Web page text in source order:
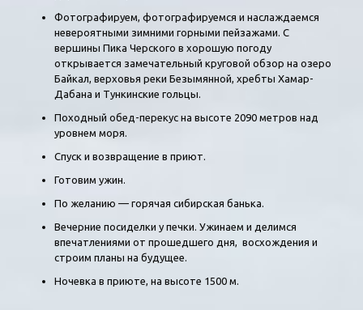
Фотографируем, фотографируемся и наслаждаемся
невероятными зимними горными пейзажами. С
вершины Пика Черского в хорошую погоду
открывается замечательный круговой обзор на озеро
Байкал, верховья реки Безымянной, хребты Хамар-
Дабана и Тункинские гольцы.
Походный обед-перекус на высоте 2090 метров над
уровнем моря.
Спуск и возвращение в приют.
Готовим ужин.
По желанию — горячая сибирская банька.
Вечерние посиделки у печки. Ужинаем и делимся
впечатлениями от прошедшего дня, восхождения и
строим планы на будущее.
Ночевка в приюте, на высоте 1500 м.